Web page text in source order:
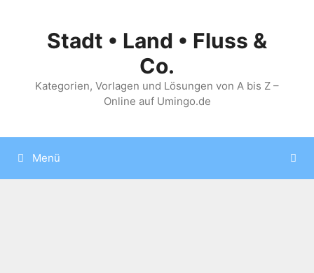
springenStadt • Land • Fluss &
Co.
Kategorien, Vorlagen und Lösungen von A bis Z –
Online auf Umingo.de
Menü